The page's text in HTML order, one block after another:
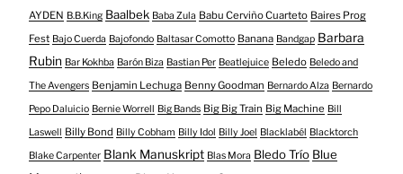
AYDEN B.B.King Baalbek Baba Zula Babu Cerviño Cuarteto Baires Prog
Fest Bajo Cuerda Bajofondo Baltasar Comotto Banana Bandgap Barbara
Rubin Bar Kokhba Barón Biza Bastian Per Beatlejuice Beledo Beledo and
The Avengers Benjamin Lechuga Benny Goodman Bernardo Alza Bernardo
Pepo Daluicio Bernie Worrell Big Bands Big Big Train Big Machine Bill
Laswell Billy Bond Billy Cobham Billy Idol Billy Joel Blacklabél Blacktorch
Blake Carpenter Blank Manuskript Blas Mora Bledo Trío Blue